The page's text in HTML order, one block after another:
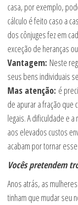
casa, por exemplo,
cálculo é feito caso a
dos cônjuges fez em
exceção de heranças
Vantagem: Neste
seus bens individuais
Mas atenção: é
de apurar a fração que
legais. A dificuldade e
aos elevados custos
acabam por tornar
Vocês pretendem
Anos atrás, as
tinham que mudar seu